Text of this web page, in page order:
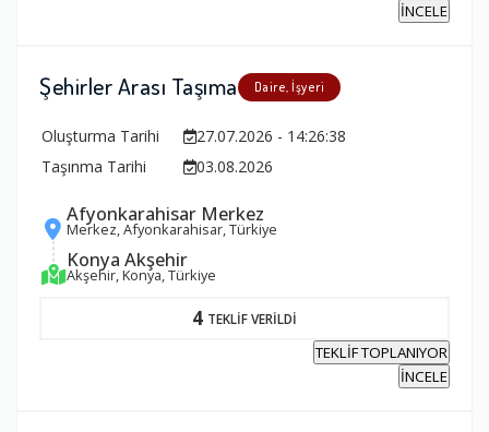
İNCELE
Şehirler Arası Taşıma Daire, İşyeri
Oluşturma Tarihi
27.07.2026 - 14:26:38
Taşınma Tarihi
03.08.2026
Afyonkarahisar Merkez
Merkez, Afyonkarahisar, Türkiye
Konya Akşehir
Akşehir, Konya, Türkiye
4 TEKLİF VERİLDİ
TEKLİF TOPLANIYOR
İNCELE